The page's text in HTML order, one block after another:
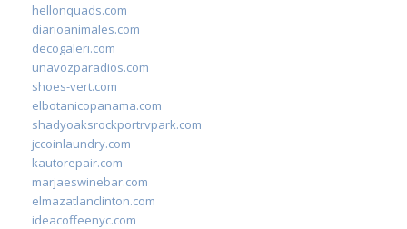
hellonquads.com
diarioanimales.com
decogaleri.com
unavozparadios.com
shoes-vert.com
elbotanicopanama.com
shadyoaksrockportrvpark.com
jccoinlaundry.com
kautorepair.com
marjaeswinebar.com
elmazatlanclinton.com
ideacoffeenyc.com